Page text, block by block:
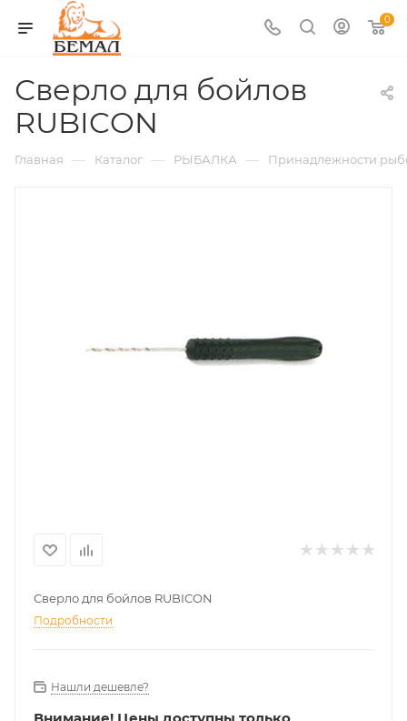
0
Сверло для бойлов
RUBICON
Главная — Каталог — РЫБАЛКА — Принадлежности
Сверло для бойлов RUBICON
Подробности
Нашли дешевле?